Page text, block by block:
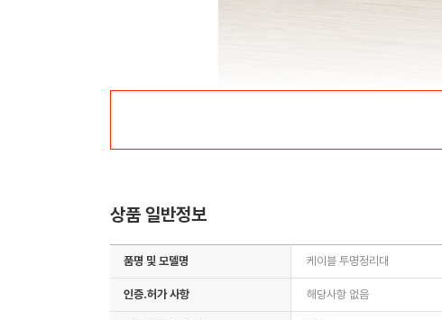
상품 일반정보
품명 및 모델명 케이블 투명정리대
인증.허가 사항 해당사항 없음